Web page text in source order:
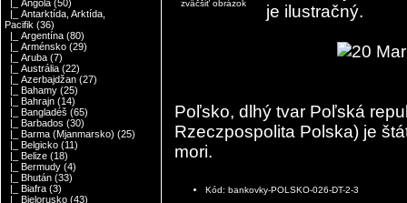
|_ Angola (50)
|_ Antarktída, Arktída,
Pacifik (36)
|_ Argentína (80)
|_ Arménsko (29)
|_ Aruba (7)
|_ Austrália (22)
|_ Azerbajdžan (27)
|_ Bahamy (25)
|_ Bahrajn (14)
|_ Bangladéš (65)
|_ Barbados (30)
|_ Barma (Mjanmarsko) (25)
|_ Belgicko (11)
|_ Belize (18)
|_ Bermudy (4)
|_ Bhután (33)
|_ Biafra (3)
|_ Bielorusko (43)
zväčšiť obrázok
je ilustračný.
Poľsko, dlhý tvar Poľská
Rzeczpospolita Polska) je
mori.
Kód: bankovky-POLSKO-026-DT-2-3